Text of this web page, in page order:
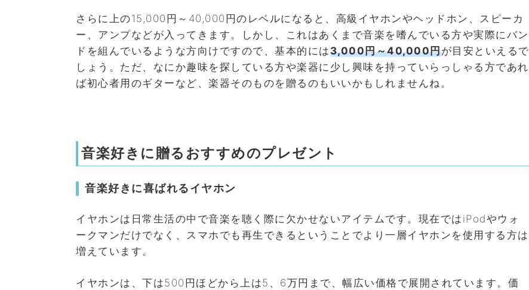
さらに上の15,000円～40,000円のレベルになると、高級イヤホンやヘッドホン、スピーカ
ー、アンプなどが入ってきます。しかし、これはあくまで音楽を嗜んでいる方や実際にバン
ドを組んでいるような方向けですので、基本的には3,000円～40,000円が目安といえるで
しょう。ただ、なにか趣味を探している方や楽器に少し興味を持っていらっしゃる方であれ
ば初心者用のギターなど、楽器そのものを贈るのもいいかもしれませんね。
音楽好きに贈るおすすめのプレゼント
音楽好きに喜ばれるイヤホン
イヤホンは日常生活の中で音楽を聴く際に欠かせないアイテムです。現在ではiPodやウォ
ークマンだけでなく、スマホでも再生できるということでより一層イヤホンを使用する方は
増えています。
イヤホンは、下は500円ほどから上は5、6万円まで、幅広い価格で展開されています。価